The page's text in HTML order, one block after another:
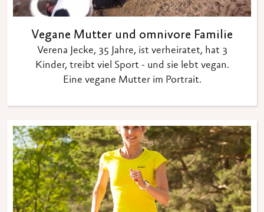
Vegane Mutter und omnivore Familie
Verena Jecke, 35 Jahre, ist verheiratet, hat 3
Kinder, treibt viel Sport - und sie lebt vegan.
Eine vegane Mutter im Portrait.